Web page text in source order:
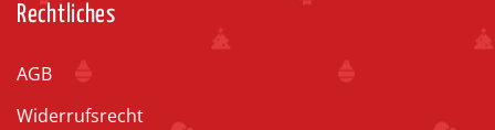
Rechtliches
AGB
Widerrufsrecht